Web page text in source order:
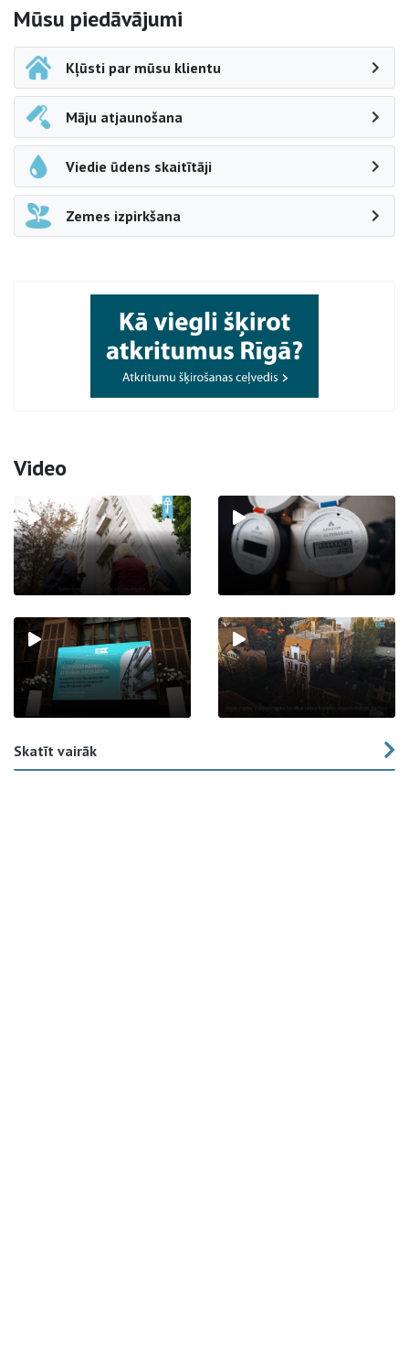
Sāna navigācija
Mūsu piedāvājumi
Kļūsti par mūsu klientu
Māju atjaunošana
Viedie ūdens skaitītāji
Zemes izpirkšana
Video
Skatīt vairāk